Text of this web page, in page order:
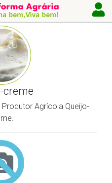
creme
Agrícola Queijo-